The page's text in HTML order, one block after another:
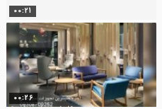
00:21
00:26